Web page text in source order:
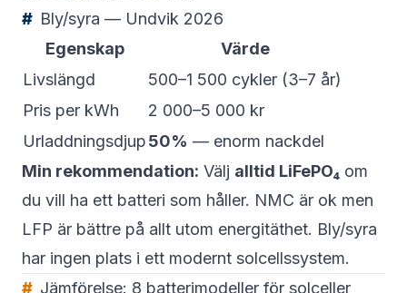
Bly/syra — Undvik 2026
Egenskap
Värde
Livslängd
500–1 500 cykler (3–7 år)
Pris per kWh
2 000–5 000 kr
Urladdningsdjup50% — enorm nackdel
Min rekommendation: Välj alltid LiFePO₄ om
du vill ha ett batteri som håller. NMC är ok men
LFP är bättre på allt utom energitäthet. Bly/syra
har ingen plats i ett modernt solcellssystem.
Jämförelse: 8 batterimodeller för solceller